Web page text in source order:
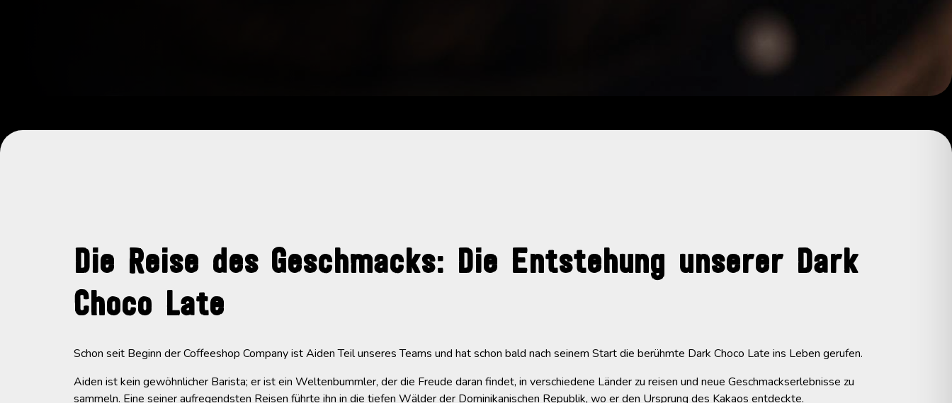
Die Reise des Geschmacks: Die Entstehung unserer Dark
Choco Late
Schon seit Beginn der Coffeeshop Company ist Aiden Teil unseres Teams und hat schon bald nach seinem Start die berühmte Dark Choco Late ins Leben gerufen.
Aiden ist kein gewöhnlicher Barista; er ist ein Weltenbummler, der die Freude daran findet, in verschiedene Länder zu reisen und neue Geschmackserlebnisse zu
sammeln. Eine seiner aufregendsten Reisen führte ihn in die tiefen Wälder der Dominikanischen Republik, wo er den Ursprung des Kakaos entdeckte.